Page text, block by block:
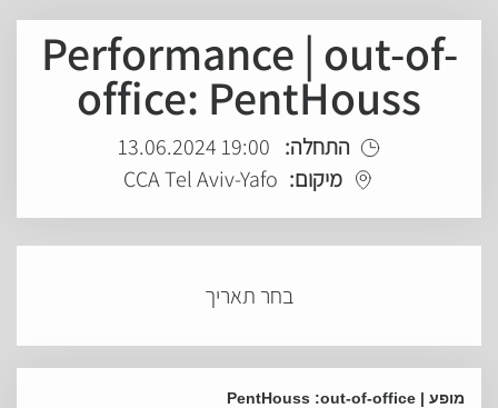
Performance | out-of-
office: PentHouss
התחלה: 19:00 13.06.2024
מיקום: CCA Tel Aviv-Yafo
בחר תאריך
מופע |PentHouss :out-of-office